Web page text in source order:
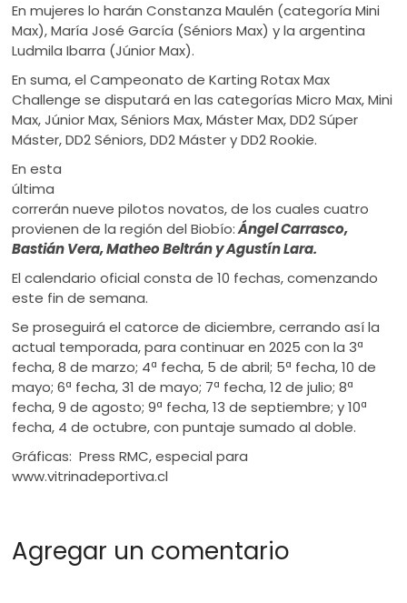
En mujeres lo harán Constanza Maulén (categoría Mini
Max), María José García (Séniors Max) y la argentina
Ludmila Ibarra (Júnior Max).
En suma, el Campeonato de Karting Rotax Max
Challenge se disputará en las categorías Micro Max, Mini
Max, Júnior Max, Séniors Max, Máster Max, DD2 Súper
Máster, DD2 Séniors, DD2 Máster y DD2 Rookie.
En esta
última
correrán nueve pilotos novatos, de los cuales cuatro
provienen de la región del Biobío:Ángel Carrasco,
Bastián Vera, Matheo Beltrán y Agustín Lara.
El calendario oficial consta de 10 fechas, comenzando
este fin de semana.
Se proseguirá el catorce de diciembre, cerrando así la
actual temporada, para continuar en 2025 con la 3ª
fecha, 8 de marzo; 4ª fecha, 5 de abril; 5ª fecha, 10 de
mayo; 6ª fecha, 31 de mayo; 7ª fecha, 12 de julio; 8ª
fecha, 9 de agosto; 9ª fecha, 13 de septiembre; y 10ª
fecha, 4 de octubre, con puntaje sumado al doble.
Gráficas: Press RMC, especial para
www.vitrinadeportiva.cl
Agregar un comentario